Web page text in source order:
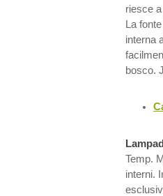
riesce
La
interna
bosco.
Temp.
interni.